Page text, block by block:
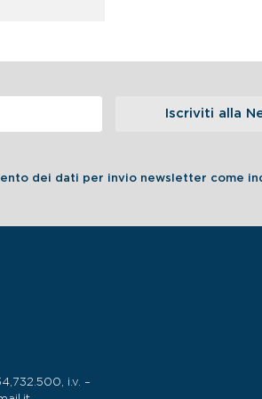
dei dati per invio newsletter come
Iscriviti alla
i.v. –